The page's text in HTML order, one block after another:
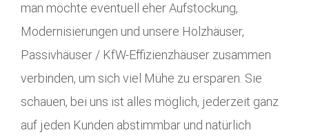
man möchte eventuell eher Aufstockung,
Modernisierungen und unsere Holzhäuser,
Passivhäuser / KfW-Effizienzhäuser zusammen
verbinden, um sich viel Mühe zu ersparen. Sie
schauen, bei uns ist alles möglich, jederzeit ganz
auf jeden Kunden abstimmbar und natürlich